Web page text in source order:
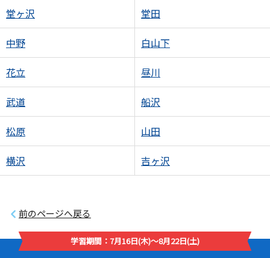
堂ヶ沢 堂田
中野 白山下
花立 昼川
武道 船沢
松原 山田
横沢 吉ヶ沢
前のページへ戻る
学習期間：7月16日(木)～8月22日(土)